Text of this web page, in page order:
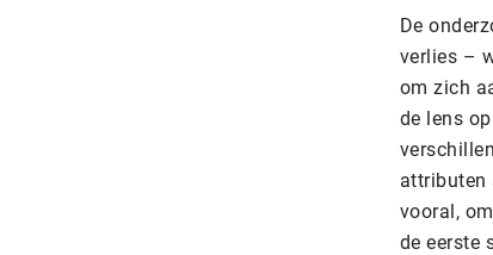
De
verlies –
om zich
de lens
attributen
vooral,
de eerste